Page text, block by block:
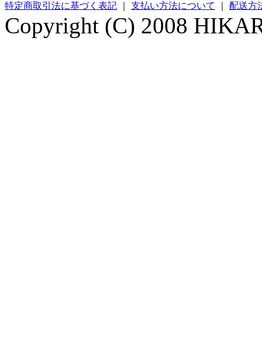
特定商取引法に基づく表記 支払い方法について 配送方
Copyright (C) 2008